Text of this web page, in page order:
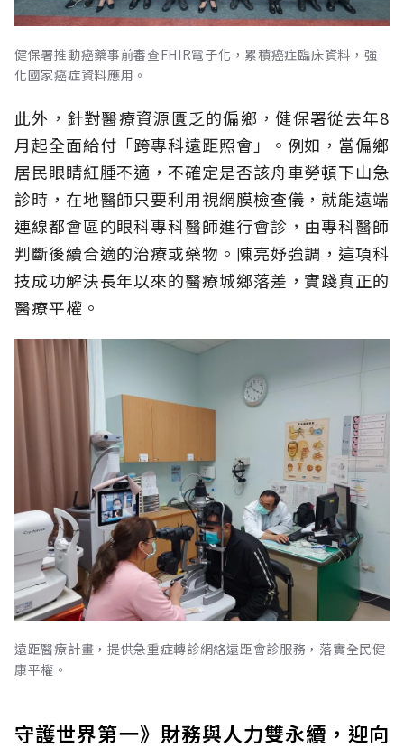
健保署推動癌藥事前審查FHIR電子化，累積癌症臨床資料，強
化國家癌症資料應用。
此外，針對醫療資源匱乏的偏鄉，健保署從去年8
月起全面給付「跨專科遠距照會」。例如，當偏鄉
居民眼睛紅腫不適，不確定是否該舟車勞頓下山急
診時，在地醫師只要利用視網膜檢查儀，就能遠端
連線都會區的眼科專科醫師進行會診，由專科醫師
判斷後續合適的治療或藥物。陳亮妤強調，這項科
技成功解決長年以來的醫療城鄉落差，實踐真正的
醫療平權。
遠距醫療計畫，提供急重症轉診網絡遠距會診服務，落實全民健
康平權。
守護世界第一》財務與人力雙永續，迎向